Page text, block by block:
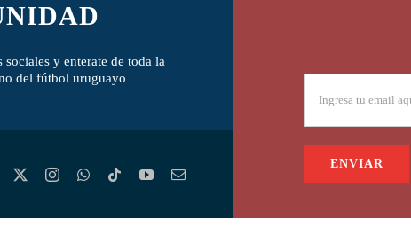
sociales y enterate de toda la
del fútbol uruguayo